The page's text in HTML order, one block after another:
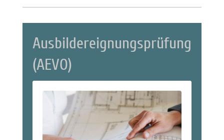
Ausbildereignungsprüfung
(AEVO)